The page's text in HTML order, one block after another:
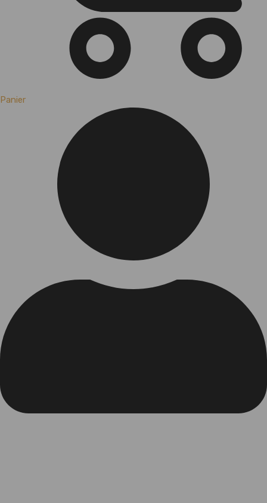
Panier